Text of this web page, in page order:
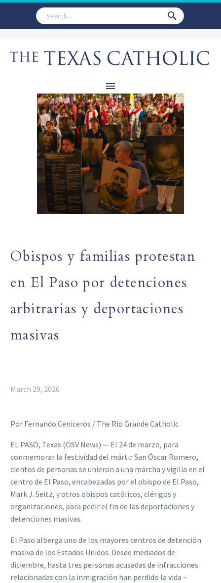
Obispos y familias protestan
en El Paso por detenciones
arbitrarias y deportaciones
masivas
March 29, 2026
Por Fernando Ceniceros / The Rio Grande Catholic
EL PASO, Texas (OSV News) — El 24 de marzo, para
conmemorar la festividad del mártir San Óscar Romero,
cientos de personas se unieron a una marcha y vigilia en el
centro de El Paso, encabezadas por el obispo de El Paso,
Mark J. Seitz, y otros obispos católicos, clérigos y
organizaciones, para pedir el fin de las deportaciones y
detenciones masivas.
El Paso alberga uno de los mayores centros de detención
masiva de los Estados Unidos. Desde mediados de
diciembre, hasta tres personas acusadas de infracciones
relacionadas con la inmigración han perdido la vida –